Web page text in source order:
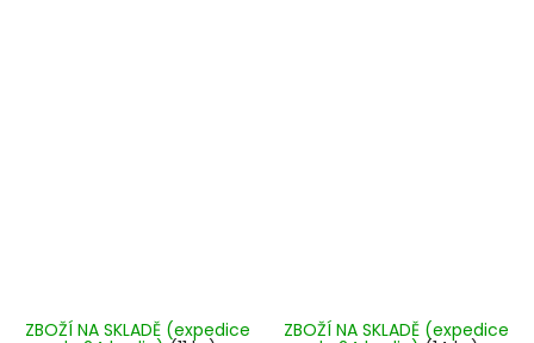
ZBOŽÍ NA SKLADĚ (expedice ZBOŽÍ NA SKLADĚ (expedice